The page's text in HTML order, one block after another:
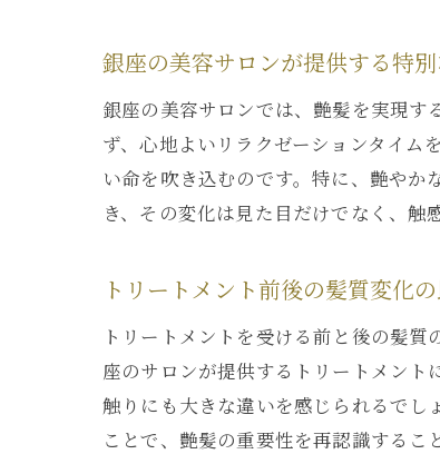
銀座の美容サロンが提供する特
銀座の美容サロンでは、艶髪を実現
ず、心地よいリラクゼーションタイム
い命を吹き込むのです。特に、艶や
き、その変化は見た目だけでなく、触
トリートメント前後の髪質変化
トリートメントを受ける前と後の髪
座のサロンが提供するトリートメン
触りにも大きな違いを感じられるでし
ことで、艶髪の重要性を再認識するこ